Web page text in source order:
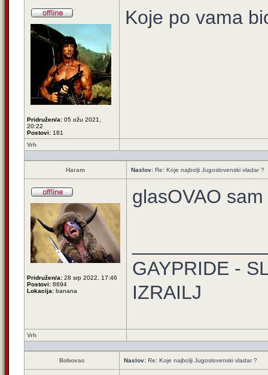
Pridružen/a: 05 ožu 2021,
20:22
Postovi: 181
Koje po vama
Vrh
Haram Naslov: Re: Koje najbolji Jugoslovenski vladar ?
Pridružen/a: 28 srp 2022, 17:46
Postovi: 8694
Lokacija: banana
glasOVAO sam
GAYPRIDE -
IZRAILJ
Vrh
Bobovac Naslov: Re: Koje najbolji Jugoslovenski vladar ?